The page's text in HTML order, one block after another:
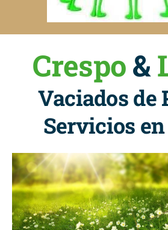
Crespo&
Vaciados de
Servicios